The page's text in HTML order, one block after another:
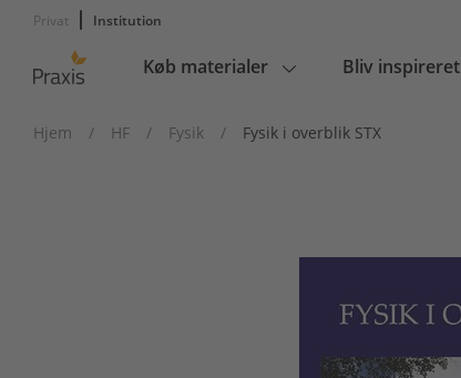
Privat Institution
Main
Køb materialer Bliv inspireret
Hjem / HF / Fysik / Fysik i overblik STX